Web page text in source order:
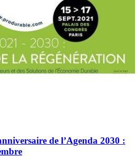
de l’Agenda 2030 :